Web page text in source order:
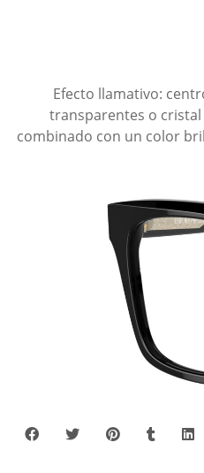
Efecto llamativo:
transparentes o
combinado con un color